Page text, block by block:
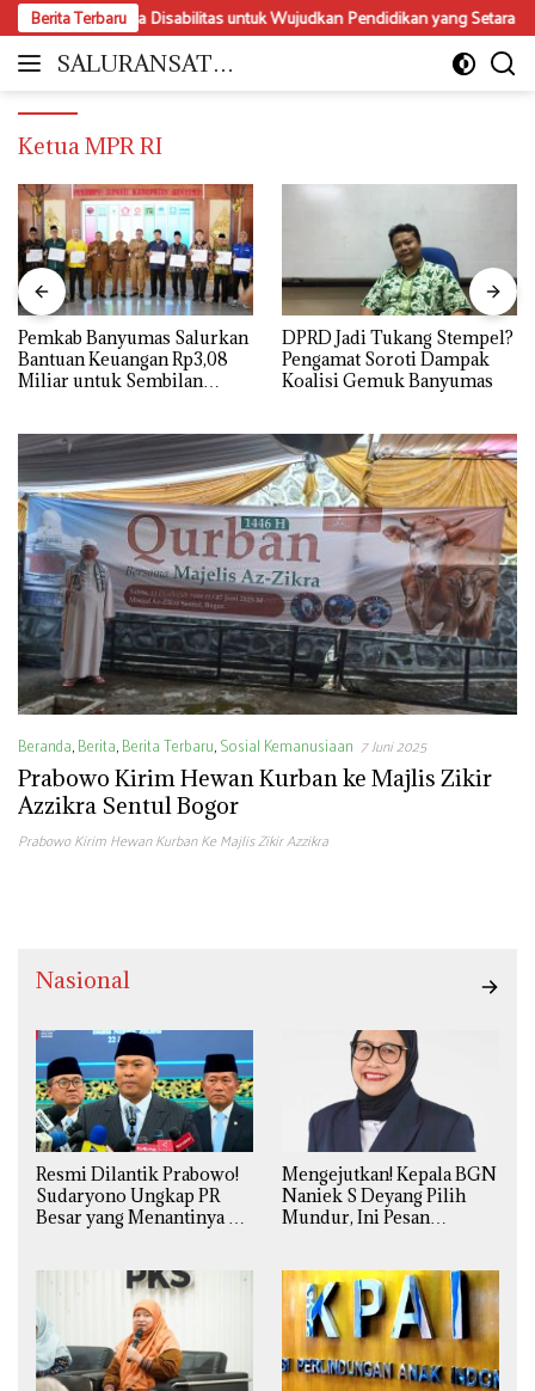
Langsung
ke
konten
Berita Terbaru
Perda Disabilitas untuk Wujudkan Pendidikan yang Setara dan Inklusif
SALURANSATU.
Moderat
Ketua MPR RI
Pemkab Banyumas Salurkan
Bantuan Keuangan Rp3,08
Miliar untuk Sembilan
DPRD Jadi Tukang Stempel?
Pengamat Soroti Dampak
Koalisi Gemuk Banyumas
Beranda,Berita,Berita Terbaru,Sosial Kemanusiaan 7 Juni 2025
Prabowo Kirim Hewan Kurban ke Majlis Zikir
Azzikra Sentul Bogor
Prabowo Kirim Hewan Kurban Ke Majlis Zikir Azzikra
Nasional
Resmi Dilantik Prabowo!
Sudaryono Ungkap PR
Besar yang Menantinya di
Mengejutkan! Kepala BGN
Naniek S Deyang Pilih
Mundur, Ini Pesan